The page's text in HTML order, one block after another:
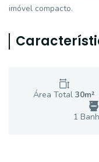
imóvel compacto.
Área Total 30m²
1